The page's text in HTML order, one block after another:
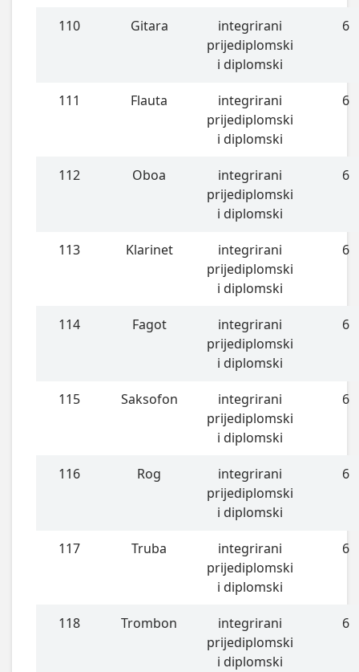
110 Gitara
integrirani
prijediplomski
i diplomski
6
111 Flauta
integrirani
prijediplomski
i diplomski
6
112 Oboa
integrirani
prijediplomski
i diplomski
6
113 Klarinet
integrirani
prijediplomski
i diplomski
6
114 Fagot
integrirani
prijediplomski
i diplomski
6
115 Saksofon
integrirani
prijediplomski
i diplomski
6
116 Rog
integrirani
prijediplomski
i diplomski
6
117 Truba
integrirani
prijediplomski
i diplomski
6
118 Trombon
integrirani
prijediplomski
i diplomski
6